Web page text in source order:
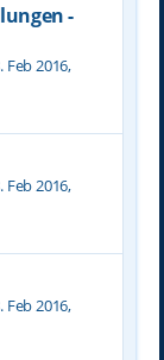
-
Feb 2016,
Feb 2016,
Feb 2016,